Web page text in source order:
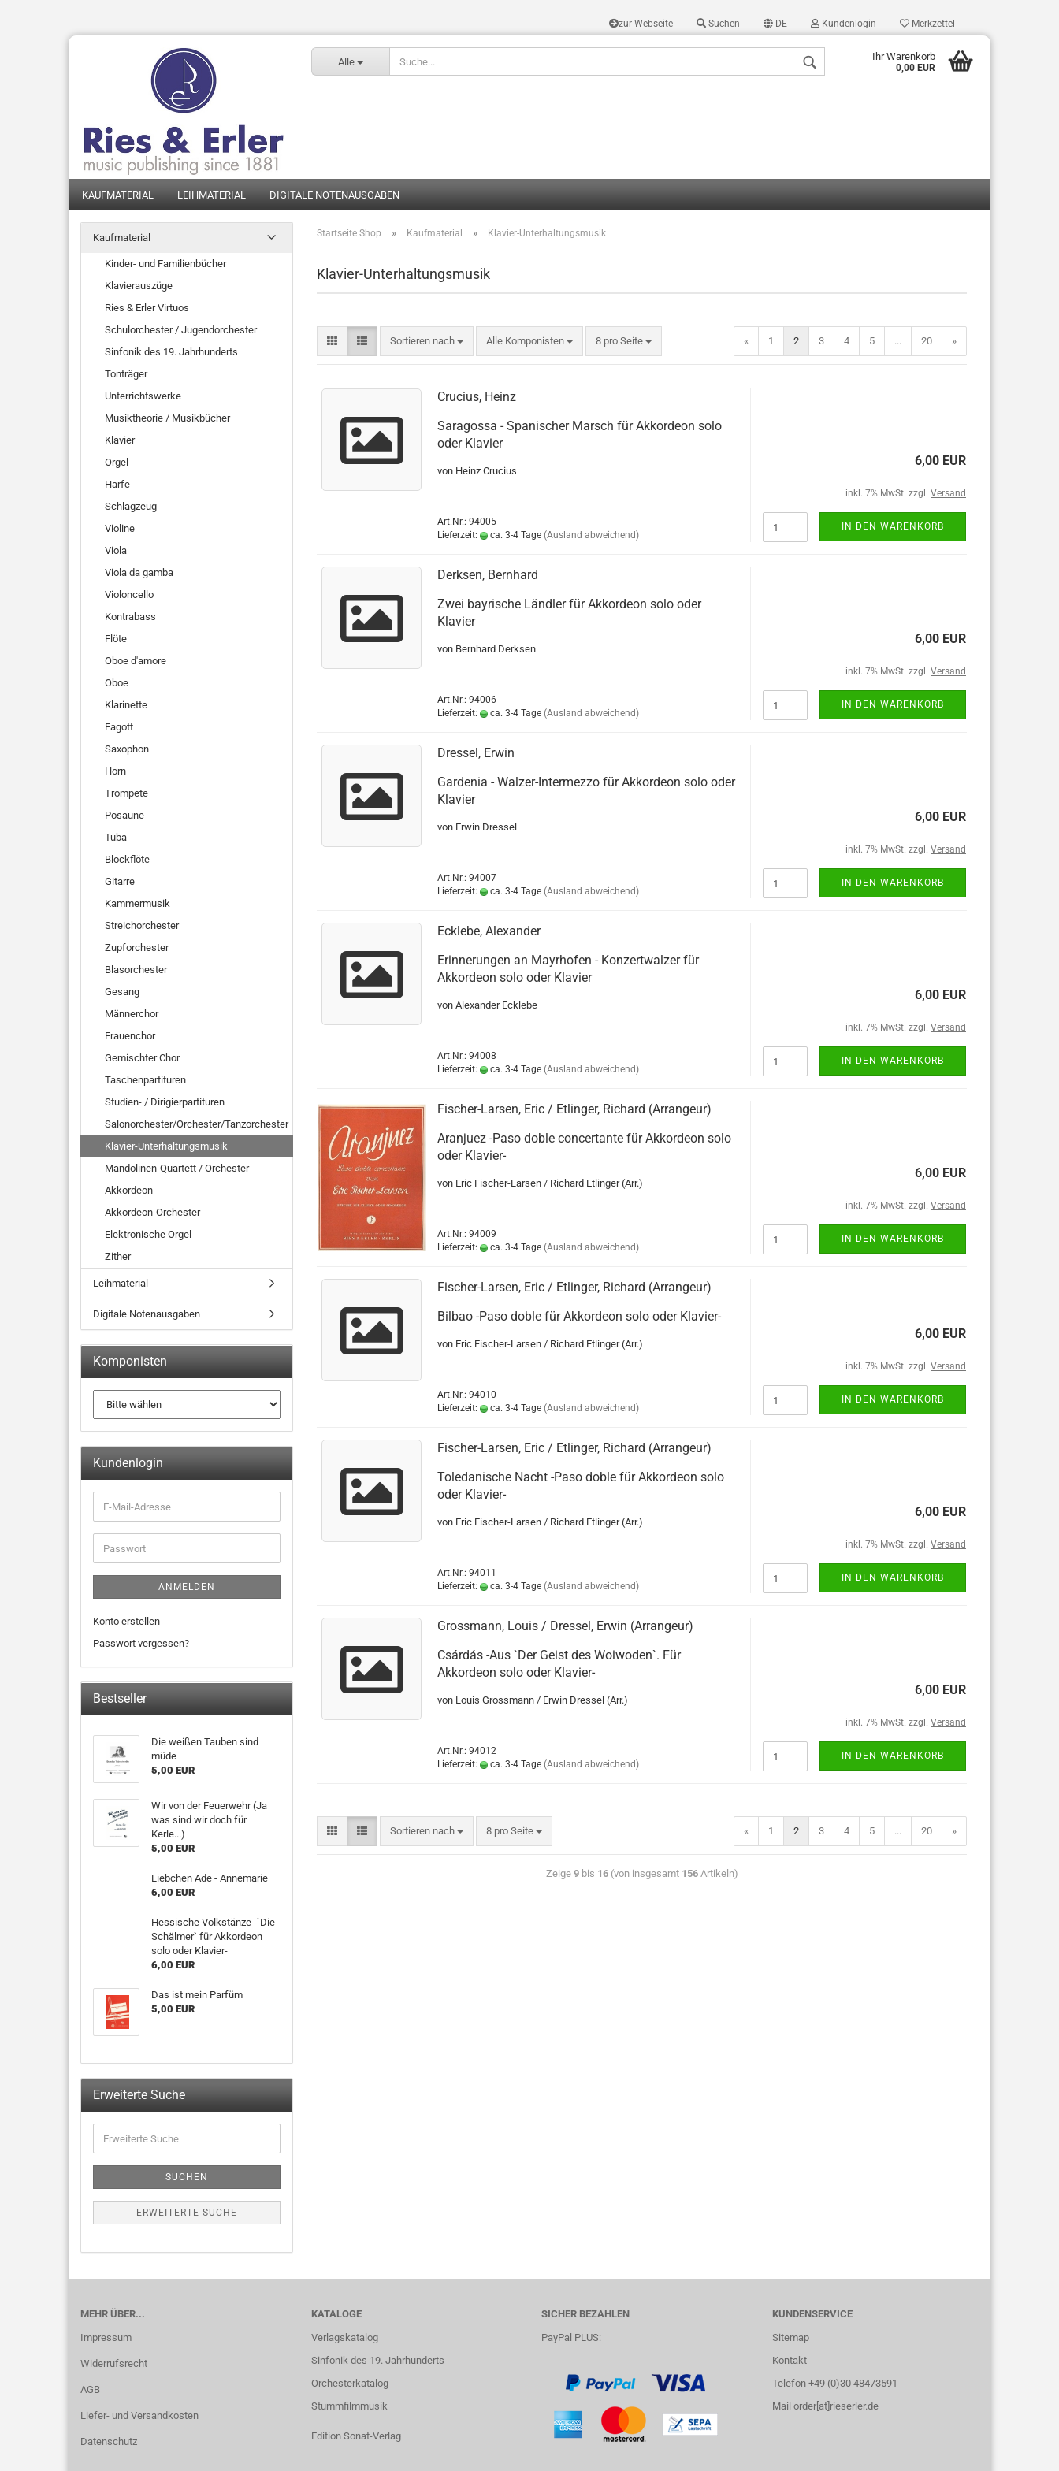
zur Webseite Suchen DE Kundenlogin Merkzettel
Alle Ihr Warenkorb
0,00 EUR
KAUFMATERIAL LEIHMATERIAL DIGITALE NOTENAUSGABEN
Startseite Shop » Kaufmaterial » Klavier-Unterhaltungsmusik
Klavier-Unterhaltungsmusik
Sortieren nach Alle Komponisten 8 pro Seite « 1 2 3 4 5 ... 20 »
Crucius, Heinz
Saragossa - Spanischer Marsch für Akkordeon solo
oder Klavier
von Heinz Crucius
Art.Nr.: 94005
Lieferzeit:
ca. 3-4 Tage (Ausland abweichend)
6,00 EUR
inkl. 7% MwSt. zzgl. Versand
IN DEN WARENKORB
Derksen, Bernhard
Zwei bayrische Ländler für Akkordeon solo oder
Klavier
von Bernhard Derksen
Art.Nr.: 94006
Lieferzeit:
ca. 3-4 Tage (Ausland abweichend)
6,00 EUR
inkl. 7% MwSt. zzgl. Versand
IN DEN WARENKORB
Dressel, Erwin
Gardenia - Walzer-Intermezzo für Akkordeon solo oder
Klavier
von Erwin Dressel
Art.Nr.: 94007
Lieferzeit:
ca. 3-4 Tage (Ausland abweichend)
6,00 EUR
inkl. 7% MwSt. zzgl. Versand
IN DEN WARENKORB
Ecklebe, Alexander
Erinnerungen an Mayrhofen - Konzertwalzer für
Akkordeon solo oder Klavier
von Alexander Ecklebe
Art.Nr.: 94008
Lieferzeit:
ca. 3-4 Tage (Ausland abweichend)
6,00 EUR
inkl. 7% MwSt. zzgl. Versand
IN DEN WARENKORB
Fischer-Larsen, Eric / Etlinger, Richard (Arrangeur)
Aranjuez -Paso doble concertante für Akkordeon solo
oder Klavier-
von Eric Fischer-Larsen / Richard Etlinger (Arr.)
Art.Nr.: 94009
Lieferzeit:
ca. 3-4 Tage (Ausland abweichend)
6,00 EUR
inkl. 7% MwSt. zzgl. Versand
IN DEN WARENKORB
Fischer-Larsen, Eric / Etlinger, Richard (Arrangeur)
Bilbao -Paso doble für Akkordeon solo oder Klavier-
von Eric Fischer-Larsen / Richard Etlinger (Arr.)
Art.Nr.: 94010
Lieferzeit:
ca. 3-4 Tage (Ausland abweichend)
6,00 EUR
inkl. 7% MwSt. zzgl. Versand
IN DEN WARENKORB
Fischer-Larsen, Eric / Etlinger, Richard (Arrangeur)
Toledanische Nacht -Paso doble für Akkordeon solo
oder Klavier-
von Eric Fischer-Larsen / Richard Etlinger (Arr.)
Art.Nr.: 94011
Lieferzeit:
ca. 3-4 Tage (Ausland abweichend)
6,00 EUR
inkl. 7% MwSt. zzgl. Versand
IN DEN WARENKORB
Grossmann, Louis / Dressel, Erwin (Arrangeur)
Csárdás -Aus `Der Geist des Woiwoden`. Für
Akkordeon solo oder Klavier-
von Louis Grossmann / Erwin Dressel (Arr.)
Art.Nr.: 94012
Lieferzeit:
ca. 3-4 Tage (Ausland abweichend)
6,00 EUR
inkl. 7% MwSt. zzgl. Versand
IN DEN WARENKORB
Sortieren nach 8 pro Seite « 1 2 3 4 5 ... 20 »
Zeige 9bis 16(von insgesamt 156Artikeln)
Kaufmaterial
Kinder- und Familienbücher
Klavierauszüge
Ries & Erler Virtuos
Schulorchester / Jugendorchester
Sinfonik des 19. Jahrhunderts
Tonträger
Unterrichtswerke
Musiktheorie / Musikbücher
Klavier
Orgel
Harfe
Schlagzeug
Violine
Viola
Viola da gamba
Violoncello
Kontrabass
Flöte
Oboe d'amore
Oboe
Klarinette
Fagott
Saxophon
Horn
Trompete
Posaune
Tuba
Blockflöte
Gitarre
Kammermusik
Streichorchester
Zupforchester
Blasorchester
Gesang
Männerchor
Frauenchor
Gemischter Chor
Taschenpartituren
Studien- / Dirigierpartituren
Salonorchester/Orchester/Tanzorchester
Klavier-Unterhaltungsmusik
Mandolinen-Quartett / Orchester
Akkordeon
Akkordeon-Orchester
Elektronische Orgel
Zither
Leihmaterial
Digitale Notenausgaben
Komponisten
Kundenlogin
ANMELDEN
Konto erstellen
Passwort vergessen?
Bestseller
Die weißen Tauben sind
müde
5,00 EUR
Wir von der Feuerwehr (Ja
was sind wir doch für
Kerle...)
5,00 EUR
Liebchen Ade - Annemarie
6,00 EUR
Hessische Volkstänze -`Die
Schälmer` für Akkordeon
solo oder Klavier-
6,00 EUR
Das ist mein Parfüm
5,00 EUR
Erweiterte Suche
SUCHEN
ERWEITERTE SUCHE
MEHR ÜBER...
Impressum
Widerrufsrecht
AGB
Liefer- und Versandkosten
Datenschutz
KATALOGE
Verlagskatalog
Sinfonik des 19. Jahrhunderts
Orchesterkatalog
Stummfilmmusik
Edition Sonat-Verlag
SICHER BEZAHLEN
PayPal PLUS:
KUNDENSERVICE
Sitemap
Kontakt
Telefon +49 (0)30 48473591
Mail order[at]rieserler.de